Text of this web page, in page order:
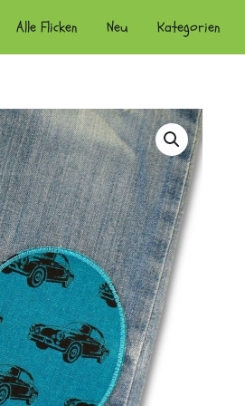
Alle Flicken Neu Kategorien